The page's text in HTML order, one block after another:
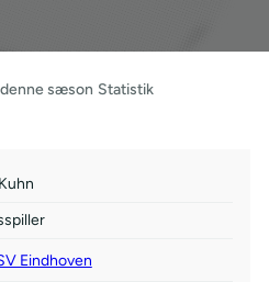
sæson Statistik
Eindhoven